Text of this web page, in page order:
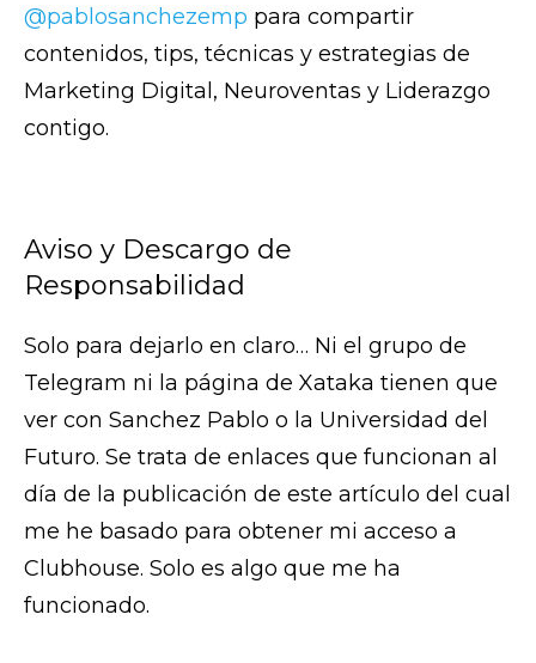
@pablosanchezemp para compartir
contenidos, tips, técnicas y estrategias de
Marketing Digital, Neuroventas y Liderazgo
contigo.
Aviso y Descargo de
Responsabilidad
Solo para dejarlo en claro… Ni el grupo de
Telegram ni la página de Xataka tienen que
ver con Sanchez Pablo o la Universidad del
Futuro. Se trata de enlaces que funcionan al
día de la publicación de este artículo del cual
me he basado para obtener mi acceso a
Clubhouse. Solo es algo que me ha
funcionado.